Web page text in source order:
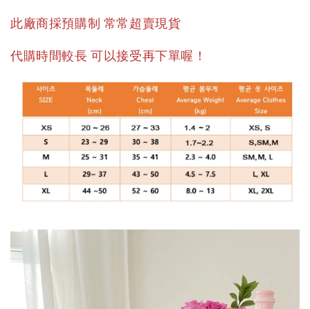
此廠商採預購制 常常超賣現貨
代購時間較長 可以接受再下單喔！